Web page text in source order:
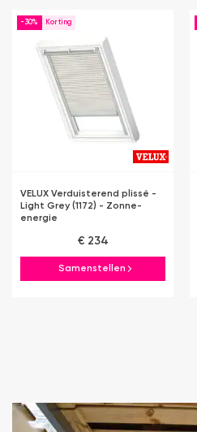
-30%
VELUX Verduisterend plissé -
Light Grey (1172) - Zonne-
energie
€ 234
Samenstellen